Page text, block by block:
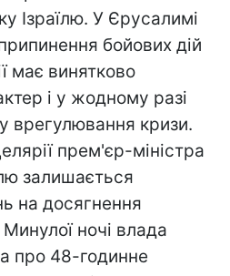
Ізраїлю. У Єрусалимі
бойових дій
має винятково
і у жодному разі
врегулювання кризи.
прем'єр-міністра
залишається
на досягнення
ночі влада
про 48-годинне